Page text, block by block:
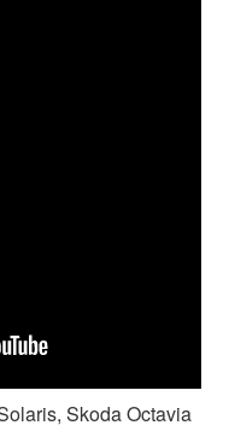
Skoda Octavia